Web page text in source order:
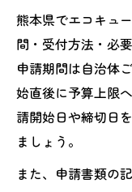
熊本県でエコキュ
間・受付方法・必
申請期間は自治体
始直後に予算上限
請開始日や締切日
ましょう。
また、申請書類の